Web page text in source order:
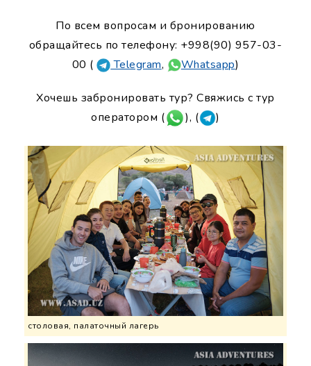
По всем вопросам и бронированию
обращайтесь по телефону: +998(90) 957-03-
00 (
Telegram, Whatsapp)
Хочешь забронировать тур? Свяжись с тур
оператором (
), ( )
столовая, палаточный лагерь